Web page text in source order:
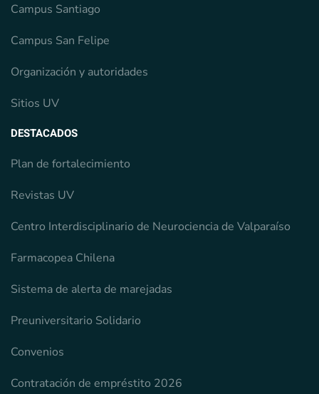
Campus Santiago
Campus San Felipe
Organización y autoridades
Sitios UV
DESTACADOS
Plan de fortalecimiento
Revistas UV
Centro Interdisciplinario de Neurociencia de Valparaíso
Farmacopea Chilena
Sistema de alerta de marejadas
Preuniversitario Solidario
Convenios
Contratación de empréstito 2026